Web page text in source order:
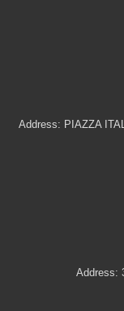
Address: PIAZZA
Address: